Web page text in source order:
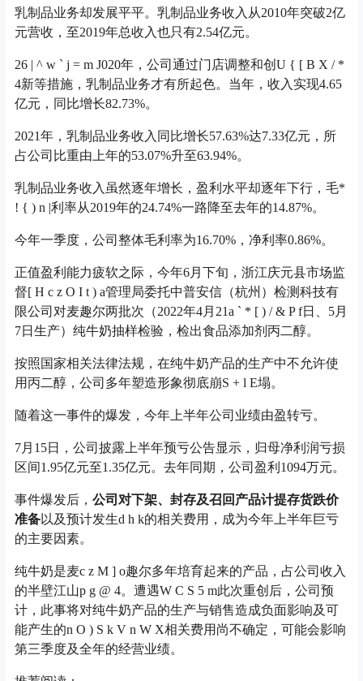
乳制品业务却发展平平。乳制品业务收入从2010年突破2亿
元营收，至2019年总收入也只有2.54亿元。
26 | ^ w ` j = m J020年，公司通过门店调整和创 U { [ B X / *
4新等措施，乳制品业务才有所起色。当年，收入实现4.65
亿元，同比增长82.73%。
2021年，乳制品业务收入同比增长57.63%达7.33亿元，所
占公司比重由上年的53.07%升至63.94%。
乳制品业务收入虽然逐年增长，盈利水平却逐年下行，毛*
! { ) n |利率从2019年的24.74%一路降至去年的14.87%。
今年一季度，公司整体毛利率为16.70%，净利率0.86%。
正值盈利能力疲软之际，今年6月下旬，浙江庆元县市场监
督[ H c z O I t ) a管理局委托中普安信（杭州）检测科技有
限公司对麦趣尔两批次（2022年4月21a ` * [ ) / & P f日、5月
7日生产）纯牛奶抽样检验，检出食品添加剂丙二醇。
按照国家相关法律法规，在纯牛奶产品的生产中不允许使
用丙二醇，公司多年塑造形象彻底崩S + l E塌。
随着这一事件的爆发，今年上半年公司业绩由盈转亏。
7月15日，公司披露上半年预亏公告显示，归母净利润亏损
区间1.95亿元至1.35亿元。去年同期，公司盈利1094万元。
事件爆发后， 公司对下架、封存及召回产品计提存货跌价
准备以及预计发生d h k的相关费用，成为今年上半年巨亏
的主要因素。
纯牛奶是麦c z M ] o趣尔多年培育起来的产品，占公司收入
的半壁江山p g @ 4。遭遇W C S 5 m此次重创后，公司预
计，此事将对纯牛奶产品的生产与销售造成负面影响及可
能产生的n O ) S k V n W X相关费用尚不确定，可能会影响
第三季度及全年的经营业绩。